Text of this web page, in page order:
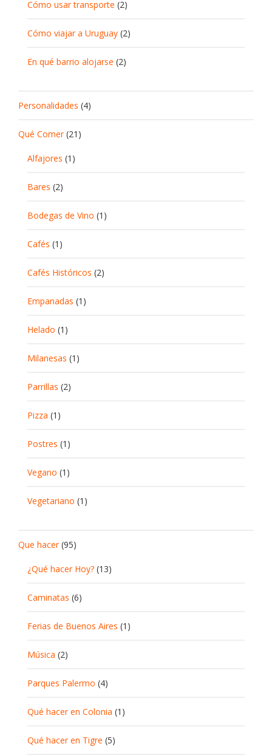
Cómo usar transporte (2)
Cómo viajar a Uruguay (2)
En qué barrio alojarse (2)
Personalidades (4)
Qué Comer(21)
Alfajores (1)
Bares (2)
Bodegas de Vino (1)
Cafés (1)
Cafés Históricos (2)
Empanadas (1)
Helado (1)
Milanesas (1)
Parrillas (2)
Pizza (1)
Postres (1)
Vegano (1)
Vegetariano (1)
Que hacer(95)
¿Qué hacer Hoy? (13)
Caminatas (6)
Ferias de Buenos Aires (1)
Música (2)
Parques Palermo (4)
Qué hacer en Colonia (1)
Qué hacer en Tigre (5)